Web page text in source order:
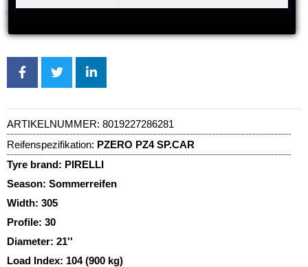
ARTIKELNUMMER: 8019227286281
Reifenspezifikation: PZERO PZ4 SP.CAR
Tyre brand: PIRELLI
Season: Sommerreifen
Width: 305
Profile: 30
Diameter: 21''
Load Index: 104 (900 kg)